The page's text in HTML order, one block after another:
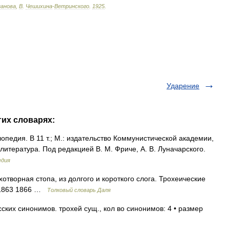
В Чешихина-Ветринского 1925
Ударение
словарях:
В 11 т.; М.: издательство Коммунистической академии,
Под редакцией В. М. Фриче, А. В. Луначарского.
стопа, из долгого и короткого слога. Трохеические
1866 …
Толковый словарь Даля
синонимов. трохей сущ., кол во синонимов: 4 • размер